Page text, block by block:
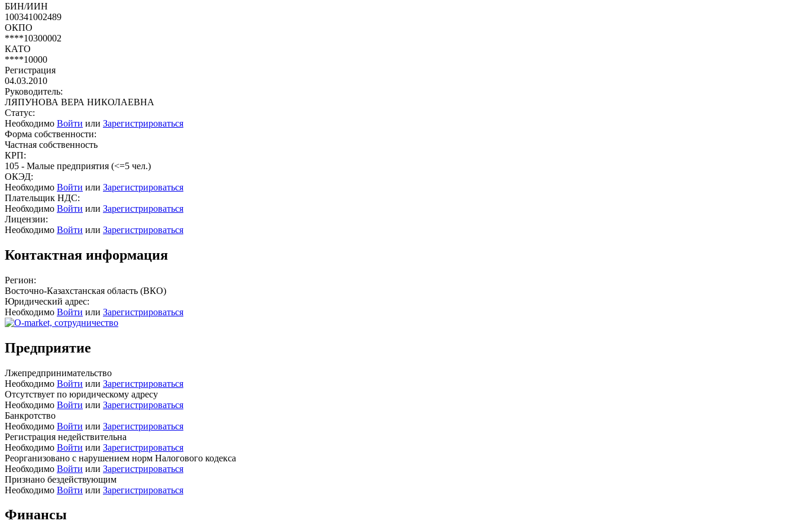
БИН/ИИН
100341002489
ОКПО
****10300002
КАТО
****10000
Регистрация
04.03.2010
Руководитель:
ЛЯПУНОВА ВЕРА НИКОЛАЕВНА
Статус:
Необходимо Войти или Зарегистрироваться
Форма собственности:
Частная собственность
КРП:
105 - Малые предприятия (<=5 чел.)
ОКЭД:
Необходимо Войти или Зарегистрироваться
Плательщик НДС:
Необходимо Войти или Зарегистрироваться
Лицензии:
Необходимо Войти или Зарегистрироваться
Контактная информация
Регион:
Восточно-Казахстанская область (ВКО)
Юридический адрес:
Необходимо Войти или Зарегистрироваться
Предприятие
Лжепредпринимательство
Необходимо Войти или Зарегистрироваться
Отсутствует по юридическому адресу
Необходимо Войти или Зарегистрироваться
Банкротство
Необходимо Войти или Зарегистрироваться
Регистрация недействительна
Необходимо Войти или Зарегистрироваться
Реорганизовано с нарушением норм Налогового кодекса
Необходимо Войти или Зарегистрироваться
Признано бездействующим
Необходимо Войти или Зарегистрироваться
Финансы